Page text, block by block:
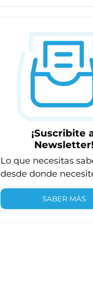
¡Suscribite
Newsletter!
Lo que necesitas
desde donde
SABER MÁS